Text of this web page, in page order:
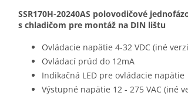
SSR170H-20240AS polovodičové
s chladičom pre montáž na DIN lištu
Ovládacie napätie 4-32 VDC (iné
Ovládací prúd do 12mA
Indikačná LED pre ovládacie napätie
Výstupné napätie 12 - 275 VAC (iné